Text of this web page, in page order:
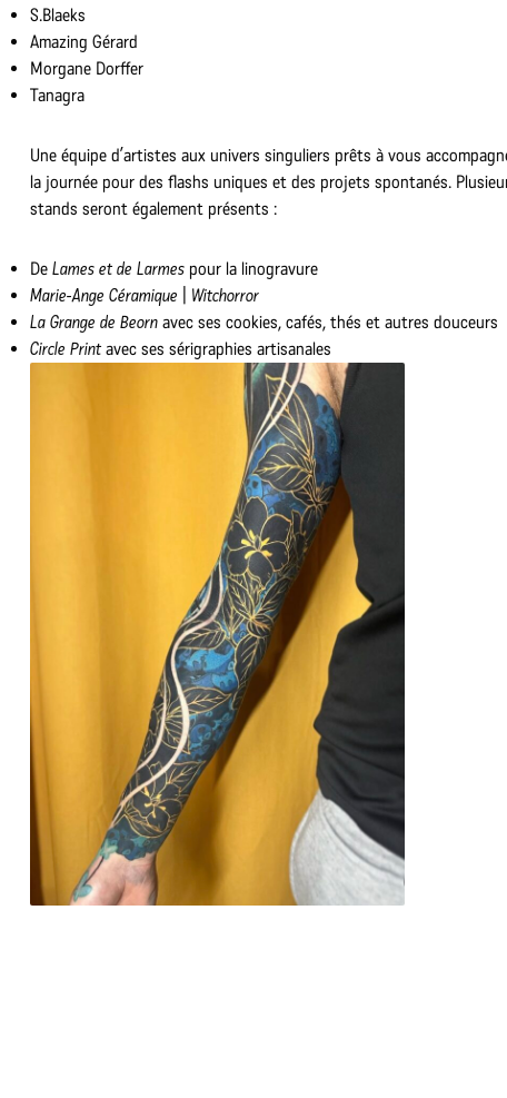
S.Blaeks
Amazing Gérard
Morgane Dorffer
Tanagra
Une équipe d’artistes aux univers singuliers prêts à vous
la journée pour des flashs uniques et des projets spontanés.
stands seront également présents :
DeLames et de Larmespour la linogravure
Marie-Ange Céramique
Witchorror
La Grange de Beornavec ses cookies, cafés, thés et autres douceurs
Circle Print avec ses sérigraphies artisanales